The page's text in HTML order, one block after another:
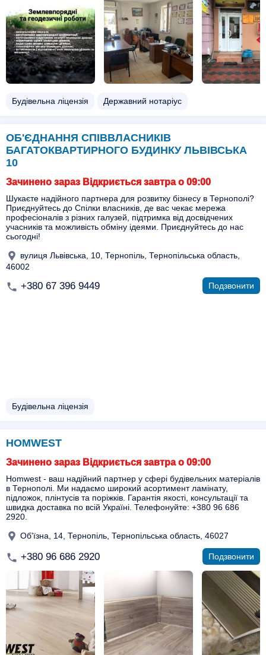
Будівельна ліцензія Державний нотаріус
ОБ'ЄДНАННЯ СПІВВЛАСНИКІВ
БАГАТОКВАРТИРНОГО БУДИНКУ ЛЬВІВСЬКА
10
Зачинено зараз Відкриється завтра о 09:00
Шукаєте надійного партнера для розвитку бізнесу в Тернополі?
Приєднуйтесь до Спілки власників, де вас чекає мережа
професіоналів з різних галузей, підтримка від досвідчених
учасників та можливість обміну ідеями. Приєднуйтесь до нас
сьогодні!
вулиця Львівська, 10, Тернопіль, Тернопільська область,
46002
+380 67 396 9449 Подзвонити
Будівельна ліцензія
HOMWEST
Зачинено зараз Відкриється завтра о 09:00
Homwest - ваш надійний партнер у сфері будівельних матеріалів
в Тернополі. Ми надаємо широкий асортимент ламінату,
підложок, плінтусів та поріжків. Гарантія якості, консультації та
швидка доставка по всій Україні. Телефонуйте: +380 96 686
2920.
Об'їзна, 14, Тернопіль, Тернопільська область, 46027
+380 96 686 2920 Подзвонити